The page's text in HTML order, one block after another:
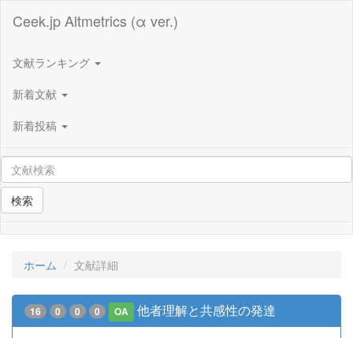
Ceek.jp Altmetrics (α ver.)
文献ランキング
新着文献
新着投稿
検索
ホーム 文献詳細
16 0 0 0 OA 他者理解と共感性の発達